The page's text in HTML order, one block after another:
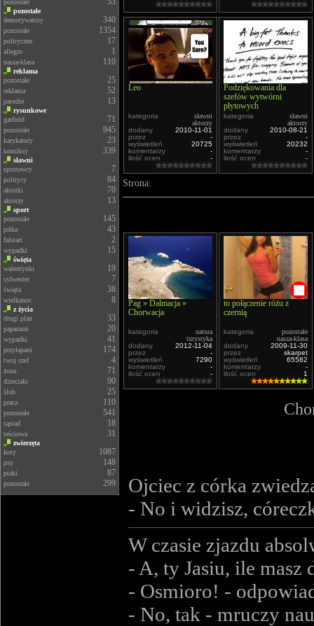
pozostałe
pozostałe
demotywatory
340
pozostałe 1354
polityczne 17
allegro 1
nasza-klasa 110
reklama
pozostałe
25
reklama 52
parodie 13
rysunkowe
garfield
71
pozostałe 945
karykatury 23
komiksy 339
sławni
sportowcy
7
politycy 84
aktorki 70
aktorzy 13
sport
pozostałe
145
piłka 43
falstart 2
wypadki 15
święta
walentynki
19
sylwester 7
święta 38
wielkanoc 8
z życia
drugi plan
33
paparazzi 20
wypadki 41
przyłapani 174
twoj szef 4
żona 71
dzieciaki 90
ślub 25
praca 110
pozostałe 541
sąsiad 18
teściowa 31
zwierzęta
koty
1087
psy 148
ptaki 87
pozostałe 299
Leo
kategoria
sławni
aktorzy
dodany
2010-11-01
przez
-
wyświetleń
20725
komentarzy
-
ilość ocen
-
Podziękowania dla
szefów wytwórni
płytowych
kategoria
sławni
aktorzy
dodany
2010-08-21
przez
-
wyświetleń
20232
komentarzy
-
ilość ocen
-
Strona:
Pag » Dalmacja »
Chorwacja
kategoria
natura
turystyka
dodany
2012-11-04
przez
-
wyświetleń
7290
komentarzy
-
ilość ocen
-
to połączenie różu z
czernią
kategoria
pozostałe
nasza-klasa
dodany
2009-11-30
przez
skarpet
wyświetleń
65582
komentarzy
-
ilość ocen
1
Ojciec z córka
- No i widzisz,
W czasie zjazdu
- A, ty Jasiu, ile masz
- Osmioro! -
- No, tak - mruczy